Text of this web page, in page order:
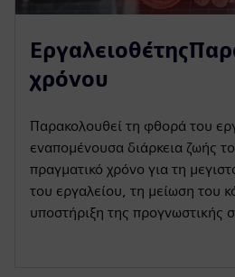
χρόνου
Παρακολουθεί τη φθορά του
εναπομένουσα διάρκεια ζωής
πραγματικό χρόνο για τη
του εργαλείου, τη μείωση του
υποστήριξη της προγνωστικής